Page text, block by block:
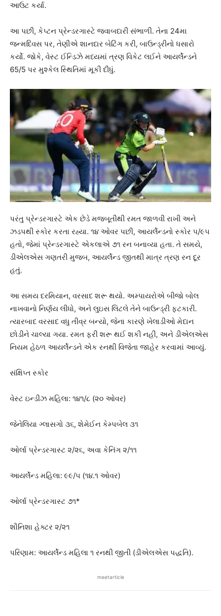
આઉટ કર્યા.
આ પછી, કેપ્ટન પ્રેન્ડરગાસ્ટે જવાબદારી સંભાળી. તેના 24મા
જન્મદિવસ પર, તેણીએ શાનદાર બેટિંગ કરી, બાઉન્ડ્રીનો ધસારો
કર્યો. જોકે, વેસ્ટ ઈન્ડિઝે મધ્યમાં ત્રણ વિકેટ લઈને આયર્લેન્ડને
65/5 પર મુશ્કેલ સ્થિતિમાં મૂકી દીધું.
પરંતુ પ્રેન્ડરગાસ્ટે એક છેડે મજબૂતીથી રમત જાળવી રાખી અને
ઝડપથી સ્કોર કરતા રહ્યા. ૧૪ ઓવર પછી, આયર્લેન્ડનો સ્કોર ૫/૯૫
હતો, જેમાં પ્રેન્ડરગાસ્ટે એકલાએ ૭૧ રન બનાવ્યા હતા. તે સમયે,
ડીએલએસ ગણતરી મુજબ, આયર્લેન્ડ જીતથી માત્ર ત્રણ રન દૂર
હતું.
આ સમય દરમિયાન, વરસાદ શરૂ થયો. અમ્પાયરોએ બીજો બોલ
નાખવાનો નિર્ણય લીધો, અને લુઇસ લિટલે તેને બાઉન્ડ્રી ફટકારી.
ત્યારબાદ વરસાદ વધુ તીવ્ર બન્યો, જેના કારણે ખેલાડીઓ મેદાન
છોડીને ચાલ્યા ગયા. રમત ફરી શરૂ થઈ શકી નહીં, અને ડીએલએસ
નિયમ હેઠળ આયર્લેન્ડને એક રનથી વિજેતા જાહેર કરવામાં આવ્યું.
સંક્ષિપ્ત સ્કોર
વેસ્ટ ઇન્ડીઝ મહિલા: ૧૪૧/૮ (૨૦ ઓવર)
જેનેલિયા ગ્લાસગો ૩૬, શેમેઈન કેમ્પબેલ ૩૧
ઓર્લા પ્રેન્ડરગાસ્ટ ૨/૨૬, અવા કેનિંગ ૨/૧૧
આયર્લેન્ડ મહિલા: ૯૯/૫ (૧૪.૧ ઓવર)
ઓર્લા પ્રેન્ડરગાસ્ટ ૭૧*
શૌનિશા હેક્ટર ૨/૨૧
પરિણામ: આયર્લેન્ડ મહિલા ૧ રનથી જીતી (ડીએલએસ પદ્ધતિ).
meetarticle